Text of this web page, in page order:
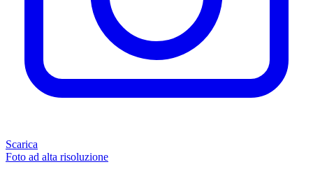
Scarica
Foto ad alta risoluzione